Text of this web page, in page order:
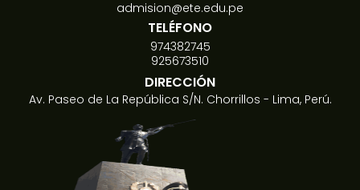
admision@ete.edu.pe
TELÉFONO
974382745
925673510
DIRECCIÓN
Av. Paseo de La República S/N. Chorrillos - Lima, Perú.